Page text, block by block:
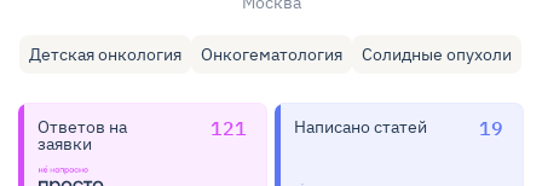
Детская онкология Онкогематология Солидные опухоли
121
Ответов на
заявки
19
Написано статей